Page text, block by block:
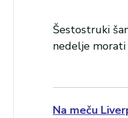
Šestostruki
nedelje morati
Na meču